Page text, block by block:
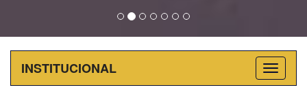
INSTITUCIONAL